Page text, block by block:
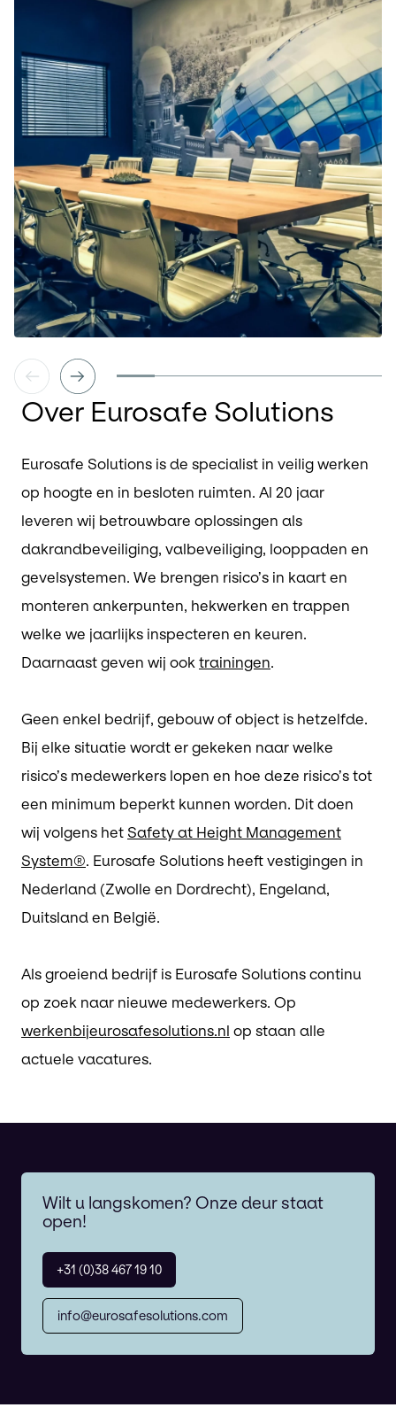
Vorige slideVolgende slide
Over Eurosafe Solutions
Eurosafe Solutions is de specialist in veilig werken
op hoogte en in besloten ruimten. Al 20 jaar
leveren wij betrouwbare oplossingen als
dakrandbeveiliging, valbeveiliging, looppaden en
gevelsystemen. We brengen risico’s in kaart en
monteren ankerpunten, hekwerken en trappen
welke we jaarlijks inspecteren en keuren.
Daarnaast geven wij ook trainingen.
Geen enkel bedrijf, gebouw of object is hetzelfde.
Bij elke situatie wordt er gekeken naar welke
risico’s medewerkers lopen en hoe deze risico’s tot
een minimum beperkt kunnen worden. Dit doen
wij volgens het Safety at Height Management
System®. Eurosafe Solutions heeft vestigingen in
Nederland (Zwolle en Dordrecht), Engeland,
Duitsland en België.
Als groeiend bedrijf is Eurosafe Solutions continu
op zoek naar nieuwe medewerkers. Op
werkenbijeurosafesolutions.nl op staan alle
actuele vacatures.
Wilt u langskomen? Onze deur staat
open!
+31 (0)38 467 19 10
info@eurosafesolutions.com